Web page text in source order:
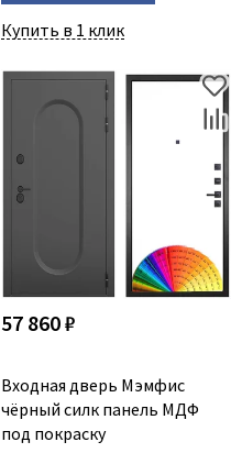
Купить в 1 клик
57 860 ₽
Входная дверь Мэмфис
чёрный силк панель МДФ
под покраску